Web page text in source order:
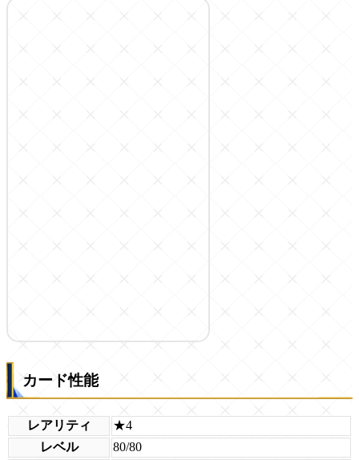
カード性能
レアリティ
★4
レベル
80/80